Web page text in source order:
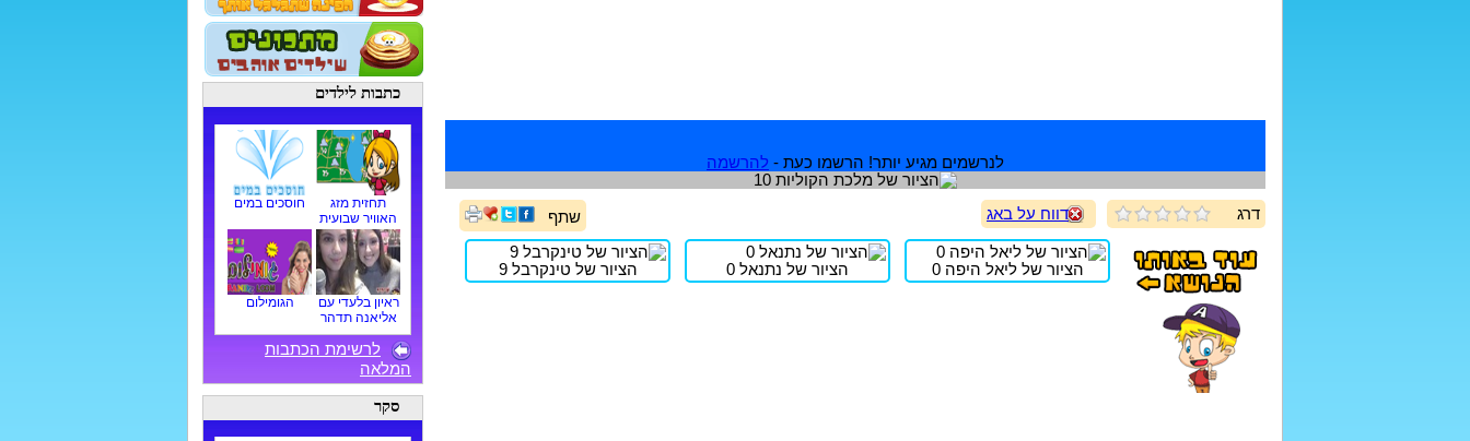
לנרשמים מגיע יותר! הרשמו כעת - להרשמה
דרג דווח על באג שתף
הציור של ליאל היפה 0 הציור של נתנאל 0 הציור של טינקרבל 9
כתבות לילדים
תחזית מזג
האוויר שבועית
חוסכים במים
ראיון בלעדי עם
אליאנה תדהר
הגומילום
לרשימת הכתבות
המלאה
סקר